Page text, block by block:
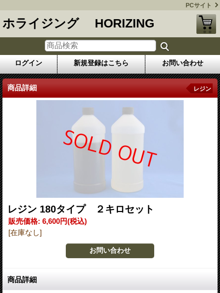
PCサイト
ホライジング HORIZING
ログイン 新規登録はこちら お問い合わせ
商品詳細 レジン
レジン 180タイプ ２キロセット
販売価格: 6,600円(税込)
[在庫なし]
商品詳細